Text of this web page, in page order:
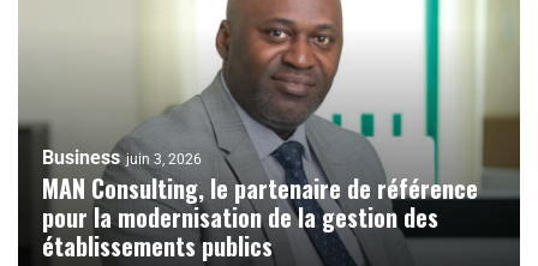
Business juin 3, 2026
MAN Consulting, le partenaire de référence
pour la modernisation de la gestion des
établissements publics